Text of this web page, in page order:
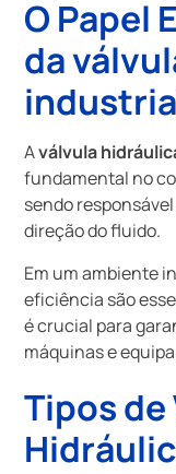
O Papel
da
Aválvula
fundamental no
sendo
direção do fluido.
Em um ambiente
eficiência são
é crucial para
máquinas e
Tipos